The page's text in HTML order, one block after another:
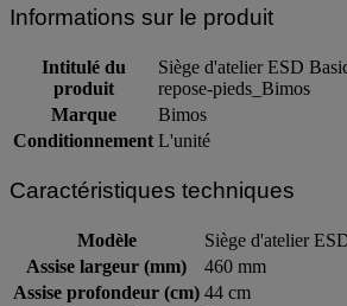
Informations sur le produit
Intitulé du
produit
Siège d'atelier ESD
repose-pieds_Bimos
Marque
Bimos
Conditionnement L'unité
Caractéristiques techniques
Modèle
Siège d'atelier
Assise largeur (mm)
460 mm
Assise profondeur (cm) 44 cm